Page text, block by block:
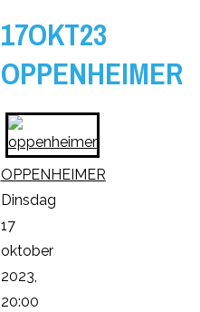
17OKT23
OPPENHEIMER
OPPENHEIMER
Dinsdag
17
oktober
2023,
20:00